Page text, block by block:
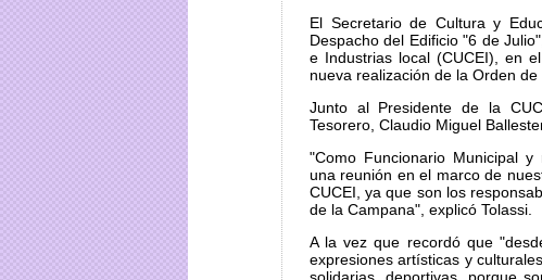
El Secretario de Cultura y
Despacho del Edificio "6 de
e Industrias local (CUCEI), en
nueva realización de la Orden de
Junto al Presidente de la
Tesorero, Claudio Miguel
"Como Funcionario Municipal
una reunión en el marco de
CUCEI, ya que son los
de la Campana", explicó Tolassi.
A la vez que recordó que
expresiones artísticas y